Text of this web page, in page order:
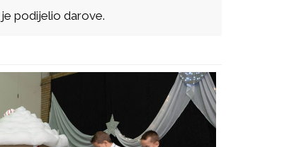
podijelio darove.